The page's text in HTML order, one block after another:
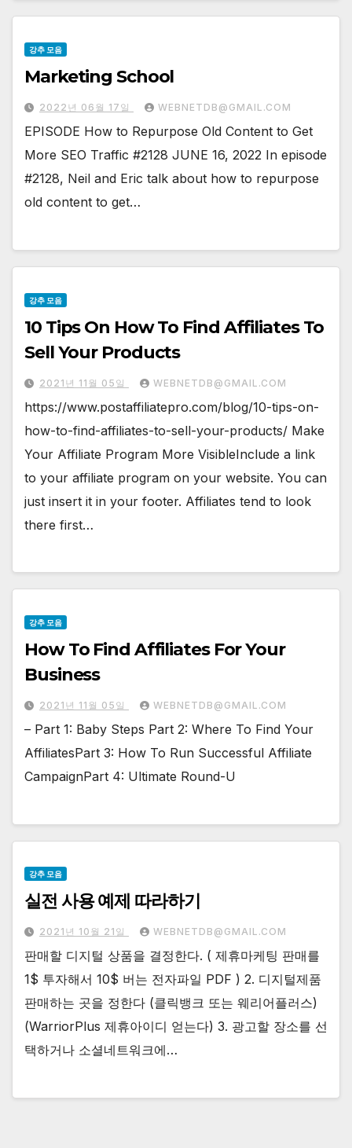
강추 모음
Marketing School
2022년 06월 17일 WEBNETDB@GMAIL.COM
EPISODE How to Repurpose Old Content to Get
More SEO Traffic #2128 JUNE 16, 2022 In episode
#2128, Neil and Eric talk about how to repurpose
old content to get…
강추 모음
10 Tips On How To Find Affiliates To
Sell Your Products
2021년 11월 05일 WEBNETDB@GMAIL.COM
https://www.postaffiliatepro.com/blog/10-tips-on-
how-to-find-affiliates-to-sell-your-products/ Make
Your Affiliate Program More VisibleInclude a link
to your affiliate program on your website. You can
just insert it in your footer. Affiliates tend to look
there first…
강추 모음
How To Find Affiliates For Your
Business
2021년 11월 05일 WEBNETDB@GMAIL.COM
– Part 1: Baby Steps Part 2: Where To Find Your
AffiliatesPart 3: How To Run Successful Affiliate
CampaignPart 4: Ultimate Round-U
강추 모음
실전 사용 예제 따라하기
2021년 10월 21일 WEBNETDB@GMAIL.COM
판매할 디지털 상품을 결정한다. ( 제휴마케팅 판매를
1$ 투자해서 10$ 버는 전자파일 PDF ) 2. 디지털제품
판매하는 곳을 정한다 (클릭뱅크 또는 웨리어플러스)
(WarriorPlus 제휴아이디 얻는다) 3. 광고할 장소를 선
택하거나 소셜네트워크에…